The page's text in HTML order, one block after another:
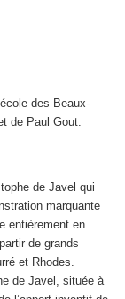
des Beaux-
de Paul Gout.
de Javel qui
marquante
entièrement en
de grands
et Rhodes.
de Javel, située à